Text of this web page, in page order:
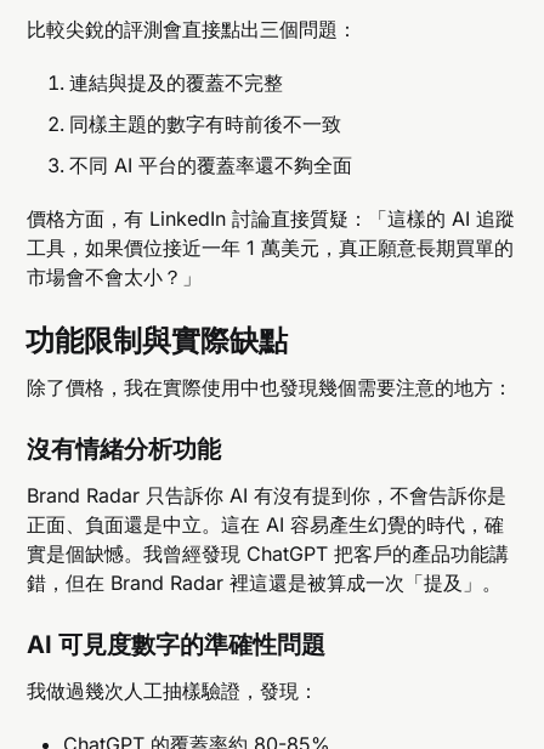
比較尖銳的評測會直接點出三個問題：
連結與提及的覆蓋不完整
同樣主題的數字有時前後不一致
不同 AI 平台的覆蓋率還不夠全面
價格方面，有 LinkedIn 討論直接質疑：「這樣的 AI 追蹤
工具，如果價位接近一年 1 萬美元，真正願意長期買單的
市場會不會太小？」
功能限制與實際缺點
除了價格，我在實際使用中也發現幾個需要注意的地方：
沒有情緒分析功能
Brand Radar 只告訴你 AI 有沒有提到你，不會告訴你是
正面、負面還是中立。這在 AI 容易產生幻覺的時代，確
實是個缺憾。我曾經發現 ChatGPT 把客戶的產品功能講
錯，但在 Brand Radar 裡這還是被算成一次「提及」。
AI 可見度數字的準確性問題
我做過幾次人工抽樣驗證，發現：
ChatGPT 的覆蓋率約 80-85%